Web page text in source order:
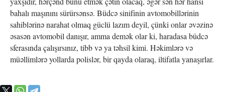
bahalı maşınını sürürsənsə. Büdcə sinifinin avtomobillərinin
sahiblərinə narahat olmaq güclü lazım deyil, çünki onlar əvəzinə
əsasən avtomobil danışır, amma demək olar ki, haradasa büdcə
sferasında çalışırsınız, tibb və ya təhsil kimi. Həkimlərə və
müəllimlərə yollarda polislər, bir qayda olaraq, iltifatla yanaşırlar.